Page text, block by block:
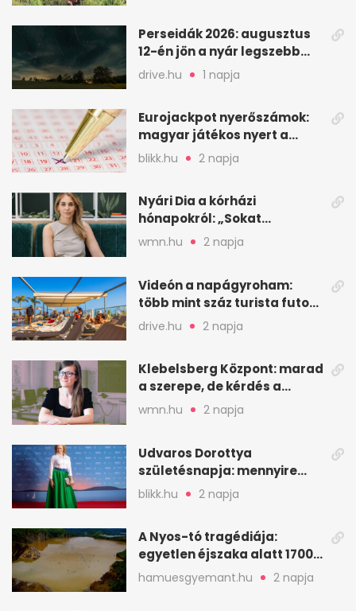
Perseidák 2026: augusztus
12-én jön a nyár legszebb
csillaghullása
drive.hu 1 napja
Eurojackpot nyerőszámok:
magyar játékos nyert a
2026. augusztus 4-i húzáson
blikk.hu 2 napja
Nyári Dia a kórházi
hónapokról: „Sokat
veszekedtem Istennel”
wmn.hu 2 napja
Videón a napágyroham:
több mint száz turista futott
a helyekért Tenerifén
drive.hu 2 napja
Klebelsberg Központ: marad
a szerepe, de kérdés a
hitelessége
wmn.hu 2 napja
Udvaros Dorottya
születésnapja: mennyire
ismered a filmszerepeit?
blikk.hu 2 napja
A Nyos-tó tragédiája:
egyetlen éjszaka alatt 1700
ember halt meg
hamuesgyemant.hu 2 napja